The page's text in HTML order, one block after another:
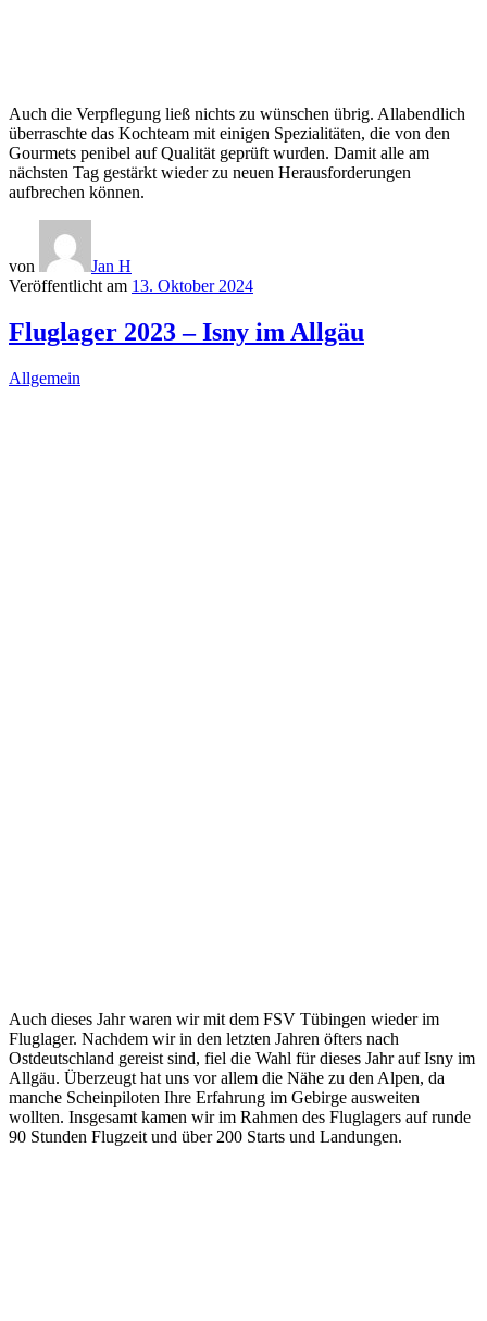
Auch die Verpflegung ließ nichts zu wünschen übrig. Allabendlich
überraschte das Kochteam mit einigen Spezialitäten, die von den
Gourmets penibel auf Qualität geprüft wurden. Damit alle am
nächsten Tag gestärkt wieder zu neuen Herausforderungen
aufbrechen können.
von
Jan H
Veröffentlicht am 13. Oktober 2024
Fluglager 2023 – Isny im Allgäu
Allgemein
Auch dieses Jahr waren wir mit dem FSV Tübingen wieder im
Fluglager. Nachdem wir in den letzten Jahren öfters nach
Ostdeutschland gereist sind, fiel die Wahl für dieses Jahr auf Isny im
Allgäu. Überzeugt hat uns vor allem die Nähe zu den Alpen, da
manche Scheinpiloten Ihre Erfahrung im Gebirge ausweiten
wollten. Insgesamt kamen wir im Rahmen des Fluglagers auf runde
90 Stunden Flugzeit und über 200 Starts und Landungen.